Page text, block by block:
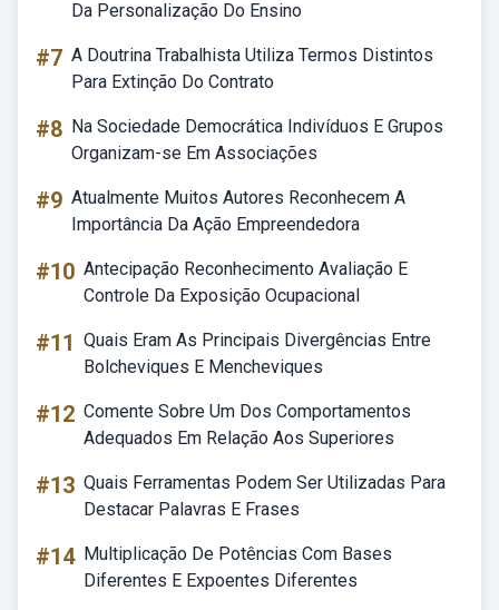
Da Personalização Do Ensino
#7 A Doutrina Trabalhista Utiliza Termos Distintos
Para Extinção Do Contrato
#8 Na Sociedade Democrática Indivíduos E Grupos
Organizam-se Em Associações
#9 Atualmente Muitos Autores Reconhecem A
Importância Da Ação Empreendedora
#10 Antecipação Reconhecimento Avaliação E
Controle Da Exposição Ocupacional
#11 Quais Eram As Principais Divergências Entre
Bolcheviques E Mencheviques
#12 Comente Sobre Um Dos Comportamentos
Adequados Em Relação Aos Superiores
#13 Quais Ferramentas Podem Ser Utilizadas Para
Destacar Palavras E Frases
#14 Multiplicação De Potências Com Bases
Diferentes E Expoentes Diferentes